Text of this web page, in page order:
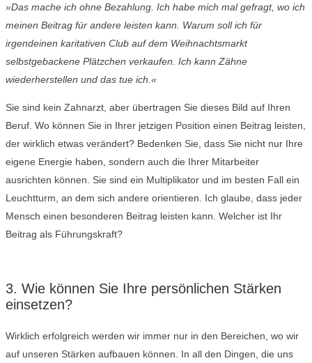
»Das mache ich ohne Bezahlung. Ich habe mich mal gefragt, wo ich
meinen Beitrag für andere leisten kann. Warum soll ich für
irgendeinen karitativen Club auf dem Weihnachtsmarkt
selbstgebackene Plätzchen verkaufen. Ich kann Zähne
wiederherstellen und das tue ich.«
Sie sind kein Zahnarzt, aber übertragen Sie dieses Bild auf Ihren
Beruf. Wo können Sie in Ihrer jetzigen Position einen Beitrag leisten,
der wirklich etwas verändert? Bedenken Sie, dass Sie nicht nur Ihre
eigene Energie haben, sondern auch die Ihrer Mitarbeiter
ausrichten können. Sie sind ein Multiplikator und im besten Fall ein
Leuchtturm, an dem sich andere orientieren. Ich glaube, dass jeder
Mensch einen besonderen Beitrag leisten kann. Welcher ist Ihr
Beitrag als Führungskraft?
3. Wie können Sie Ihre persönlichen Stärken
einsetzen?
Wirklich erfolgreich werden wir immer nur in den Bereichen, wo wir
auf unseren Stärken aufbauen können. In all den Dingen, die uns